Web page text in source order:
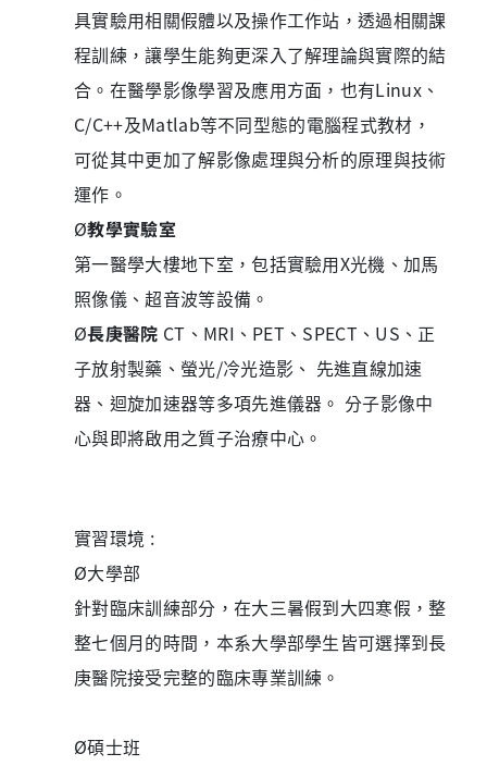
具實驗用相關假體以及操作工作站，透過相關課
程訓練，讓學生能夠更深入了解理論與實際的結
合。在醫學影像學習及應用方面，也有Linux、
C/C++及Matlab等不同型態的電腦程式教材，
可從其中更加了解影像處理與分析的原理與技術
運作。
Ø教學實驗室
第一醫學大樓地下室，包括實驗用X光機、加馬
照像儀、超音波等設備。
Ø長庚醫院 CT、MRI、PET、SPECT、US、正
子放射製藥、螢光/冷光造影、 先進直線加速
器、迴旋加速器等多項先進儀器。 分子影像中
心與即將啟用之質子治療中心。
實習環境 :
Ø大學部
針對臨床訓練部分，在大三暑假到大四寒假，整
整七個月的時間， 本系大學部學生皆可選擇到長
庚醫院接受完整的臨床專業訓練。
Ø碩士班